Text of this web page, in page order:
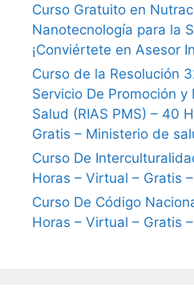
Curso Gratuito en
Nanotecnología para la
¡Conviértete en Asesor
Curso de la Resolución
Servicio De Promoción
Salud (RIAS PMS) – 40
Gratis – Ministerio de
Curso De
Horas – Virtual – Gratis
Curso De Código
Horas – Virtual – Gratis